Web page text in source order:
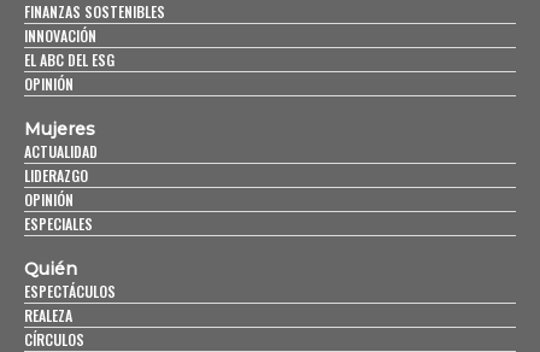
FINANZAS SOSTENIBLES
INNOVACIÓN
EL ABC DEL ESG
OPINIÓN
Mujeres
ACTUALIDAD
LIDERAZGO
OPINIÓN
ESPECIALES
Quién
ESPECTÁCULOS
REALEZA
CÍRCULOS